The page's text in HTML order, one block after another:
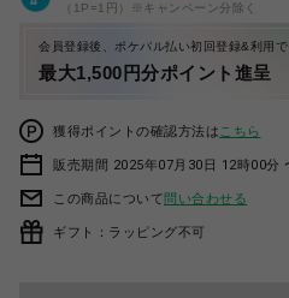
（1P=1円）※キャンペーン分除く
会員登録後、ポケパル払い初回登録&利用で
最大1,500円分ポイント進呈
獲得ポイントの確認方法は こちら
販売期間 2025年07月30日 12時00分
この商品について問い合わせる
ギフト：ラッピング不可